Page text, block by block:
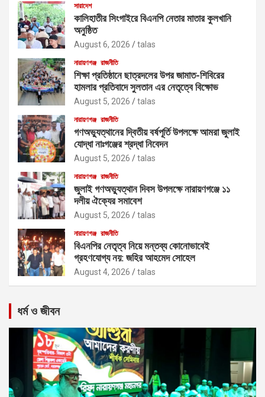
সারাদেশ
কালিহাতীর সিংগাইরে বিএনপি নেতার মাতার কুলখানি
অনুষ্ঠিত
August 6, 2026 talas
নারায়ণগঞ্জ রাজনীতি
শিক্ষা প্রতিষ্ঠানে ছাত্রদলের উপর জামাত-শিবিরের
হামলার প্রতিবাদে সুলতান এর নেতৃত্বে বিক্ষোভ
August 5, 2026 talas
নারায়ণগঞ্জ রাজনীতি
গণঅভ্যুত্থানের দ্বিতীয় বর্ষপূর্তি উপলক্ষে আমরা জুলাই
যোদ্ধা নাঃগঞ্জের শ্রদ্ধা নিবেদন
August 5, 2026 talas
নারায়ণগঞ্জ রাজনীতি
জুলাই গণঅভ্যুত্থান দিবস উপলক্ষে নারায়ণগঞ্জে ১১
দলীয় ঐক্যের সমাবেশ
August 5, 2026 talas
নারায়ণগঞ্জ রাজনীতি
বিএনপির নেতৃত্ব নিয়ে মন্তব্য কোনোভাবেই
গ্রহণযোগ্য নয়: জহির আহমেদ সোহেল
August 4, 2026 talas
ধর্ম ও জীবন